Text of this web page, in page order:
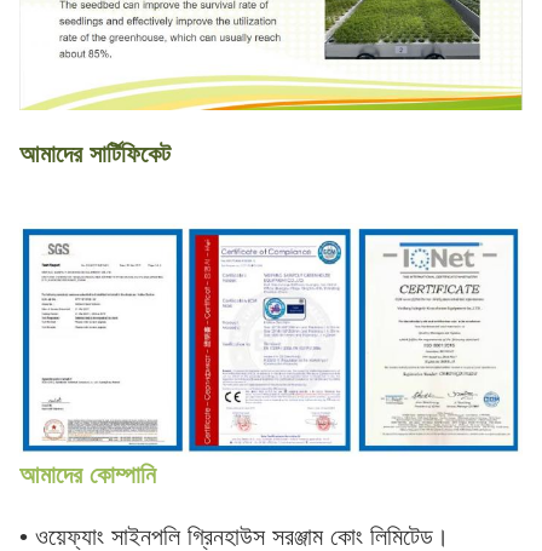
আমাদের সার্টিফিকেট
আমাদের কোম্পানি
• ওয়েফ্যাং সাইনপলি গ্রিনহাউস সরঞ্জাম কোং লিমিটেড।